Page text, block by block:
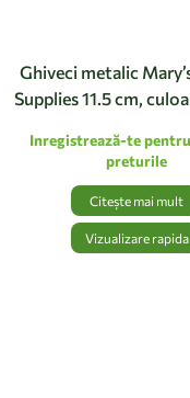
Ghiveci metalic
Supplies 11.5 cm,
Inregistrează-te pentru
preturile
Citește mai mult
Vizualizare rapida